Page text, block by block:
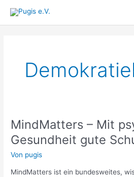
Inhalt
springen
MindMatters – Mit
Gesundheit gute
Von pugis
MindMatters ist ein bundesweites,
MindMatters
Mit
psychischer